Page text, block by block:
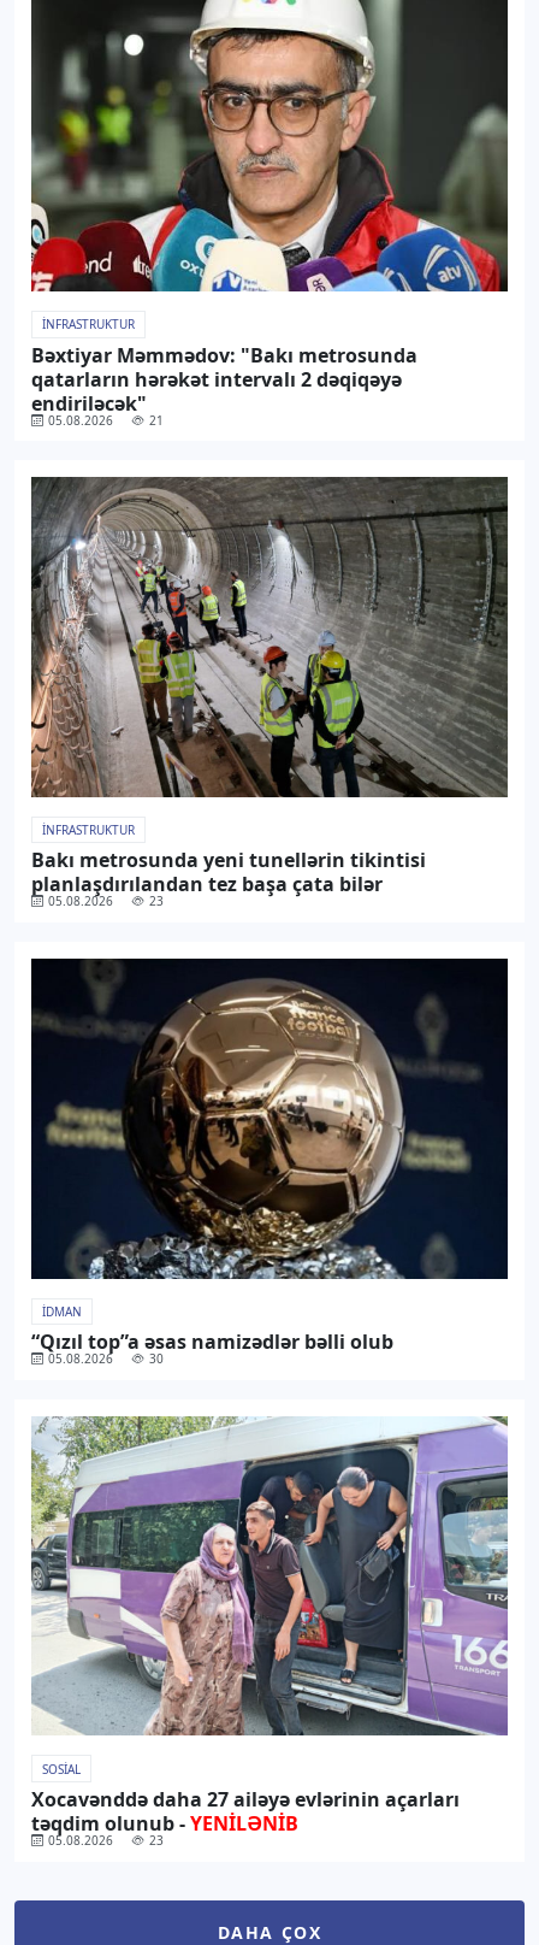
İNFRASTRUKTUR
Bəxtiyar Məmmədov: "Bakı metrosunda
qatarların hərəkət intervalı 2 dəqiqəyə
endiriləcək"
05.08.2026 21
İNFRASTRUKTUR
Bakı metrosunda yeni tunellərin tikintisi
planlaşdırılandan tez başa çata bilər
05.08.2026 23
İDMAN
“Qızıl top”a əsas namizədlər bəlli olub
05.08.2026 30
SOSIAL
Xocavənddə daha 27 ailəyə evlərinin açarları
təqdim olunub -YENİLƏNİB
05.08.2026 23
DAHA ÇOX